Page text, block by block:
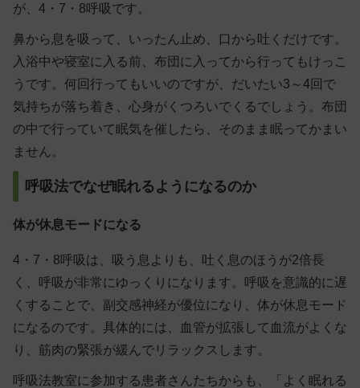
が、4・7・8呼吸です。
鼻から息を吸って、いったん止め、口から吐くだけです。
入浴中や寝室に入る前、布団に入ってから行ってもけっこ
うです。何回行ってもいいのですが、だいたい3～4回で
気持ちが落ち着き、心身がくつろいでくるでしょう。布団
の中で行っていて眠気を催したら、そのまま眠ってかまい
ません。
呼吸法でなぜ眠れるようになるのか
体が休息モードになる
4・7・8呼吸は、吸う息よりも、吐く息のほうが2倍長
く、呼吸が非常にゆっくりになります。呼吸を意識的に遅
くすることで、副交感神経が優位になり、体が休息モード
になるのです。具体的には、血管が拡張して血流がよくな
り、筋肉の緊張が緩んでリラックスします。
呼吸法教室に参加する患者さんたちからも、「よく眠れる